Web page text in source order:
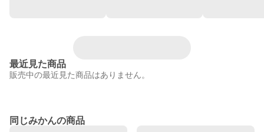
最近見た商品
販売中の最近見た商品はありません。
同じみかんの商品